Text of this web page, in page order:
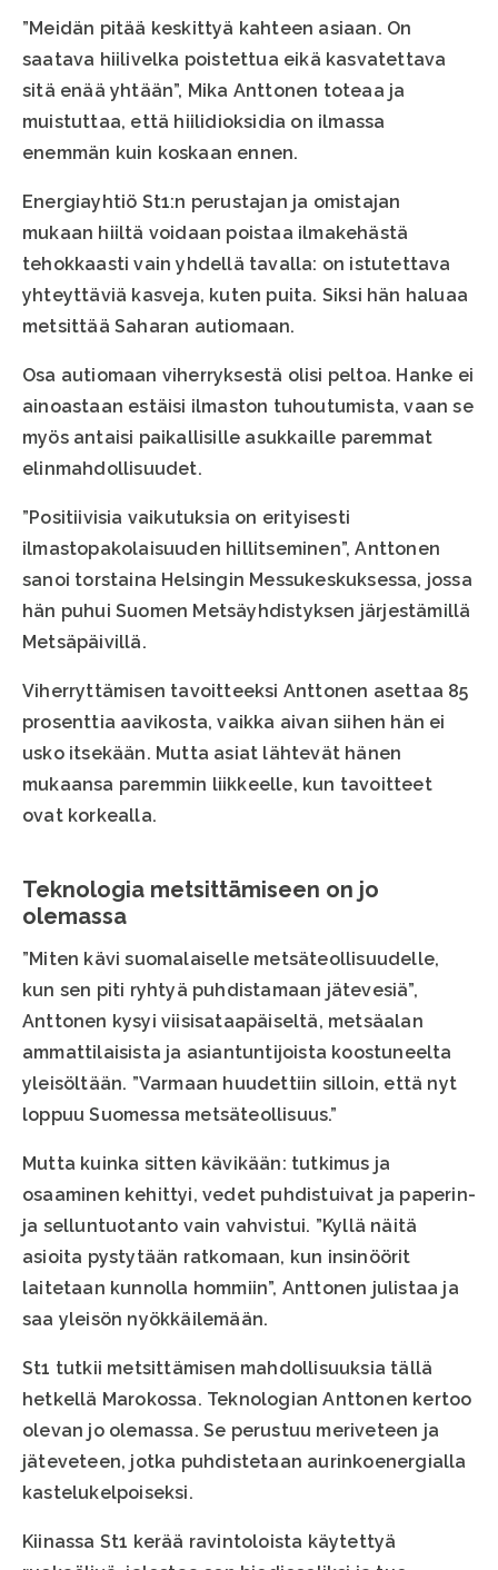
”Meidän pitää keskittyä kahteen asiaan. On
saatava hiilivelka poistettua eikä kasvatettava
sitä enää yhtään”, Mika Anttonen toteaa ja
muistuttaa, että hiilidioksidia on ilmassa
enemmän kuin koskaan ennen.
Energiayhtiö St1:n perustajan ja omistajan
mukaan hiiltä voidaan poistaa ilmakehästä
tehokkaasti vain yhdellä tavalla: on istutettava
yhteyttäviä kasveja, kuten puita. Siksi hän haluaa
metsittää Saharan autiomaan.
Osa autiomaan viherryksestä olisi peltoa. Hanke ei
ainoastaan estäisi ilmaston tuhoutumista, vaan se
myös antaisi paikallisille asukkaille paremmat
elinmahdollisuudet.
”Positiivisia vaikutuksia on erityisesti
ilmastopakolaisuuden hillitseminen”, Anttonen
sanoi torstaina Helsingin Messukeskuksessa, jossa
hän puhui Suomen Metsäyhdistyksen järjestämillä
Metsäpäivillä.
Viherryttämisen tavoitteeksi Anttonen asettaa 85
prosenttia aavikosta, vaikka aivan siihen hän ei
usko itsekään. Mutta asiat lähtevät hänen
mukaansa paremmin liikkeelle, kun tavoitteet
ovat korkealla.
Teknologia metsittämiseen on jo
olemassa
”Miten kävi suomalaiselle metsäteollisuudelle,
kun sen piti ryhtyä puhdistamaan jätevesiä”,
Anttonen kysyi viisisataapäiseltä, metsäalan
ammattilaisista ja asiantuntijoista koostuneelta
yleisöltään. ”Varmaan huudettiin silloin, että nyt
loppuu Suomessa metsäteollisuus.”
Mutta kuinka sitten kävikään: tutkimus ja
osaaminen kehittyi, vedet puhdistuivat ja paperin-
ja selluntuotanto vain vahvistui. ”Kyllä näitä
asioita pystytään ratkomaan, kun insinöörit
laitetaan kunnolla hommiin”, Anttonen julistaa ja
saa yleisön nyökkäilemään.
St1 tutkii metsittämisen mahdollisuuksia tällä
hetkellä Marokossa. Teknologian Anttonen kertoo
olevan jo olemassa. Se perustuu meriveteen ja
jäteveteen, jotka puhdistetaan aurinkoenergialla
kastelukelpoiseksi.
Kiinassa St1 kerää ravintoloista käytettyä